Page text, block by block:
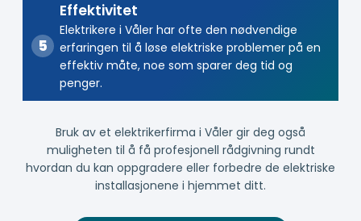
Effektivitet
Elektrikere i Våler har ofte den nødvendige
erfaringen til å løse elektriske problemer på en
effektiv måte, noe som sparer deg tid og
penger.
Bruk av et elektrikerfirma i Våler gir deg også
muligheten til å få profesjonell rådgivning rundt
hvordan du kan oppgradere eller forbedre de elektriske
installasjonene i hjemmet ditt.